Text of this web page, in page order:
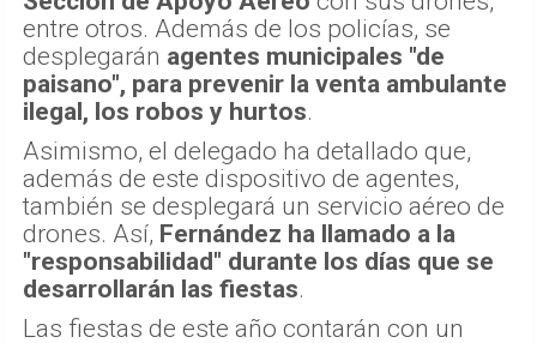
entre otros. Además de los policías, se
desplegarán agentes municipales "de
paisano", para prevenir la venta ambulante
ilegal, los robos y hurtos.
Asimismo, el delegado ha detallado que,
además de este dispositivo de agentes,
también se desplegará un servicio aéreo de
drones. Así, Fernández ha llamado a la
"responsabilidad" durante los días que se
desarrollarán las fiestas.
Las fiestas de este año contarán con un